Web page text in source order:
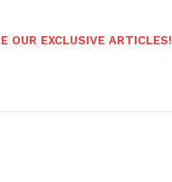
OUR EXCLUSIVE ARTICLES!